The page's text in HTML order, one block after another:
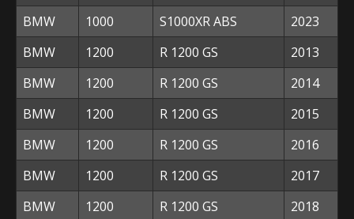
BMW
1000 S1000XR ABS
2023
BMW
1200 R 1200 GS
2013
BMW
1200 R 1200 GS
2014
BMW
1200 R 1200 GS
2015
BMW
1200 R 1200 GS
2016
BMW
1200 R 1200 GS
2017
BMW
1200 R 1200 GS 2018